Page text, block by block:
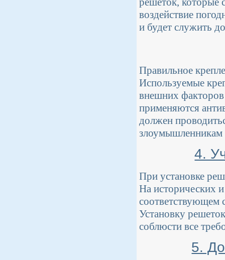
воздействие
и будет служить
Правильное
Используемые
внешних факторов
применяются
должен
злоумышленникам
4.
При установке
На исторических
соответствующем
Установку
соблюсти все
5.